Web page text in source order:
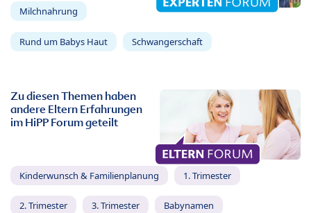
Milchnahrung
Rund um Babys Haut Schwangerschaft
Zu diesen Themen haben
andere Eltern Erfahrungen
im HiPP Forum geteilt
Kinderwunsch & Familienplanung 1. Trimester
2. Trimester 3. Trimester Babynamen